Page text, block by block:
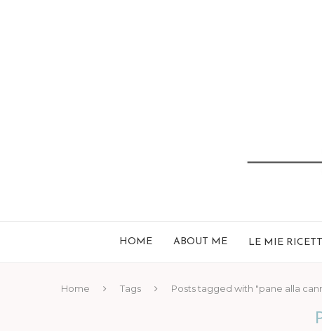
HOME ABOUT ME LE MIE
Home Tags Posts tagged with "pane alla